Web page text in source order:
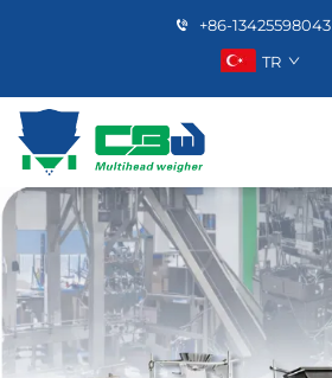
+86-13425598043
TR